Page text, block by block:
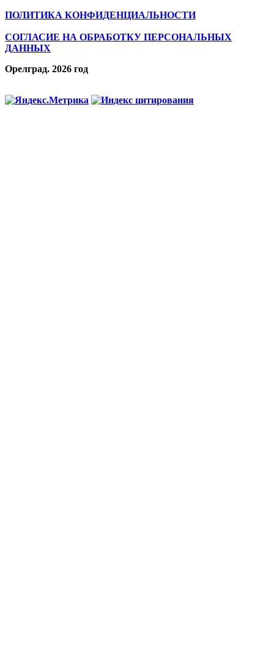
ПОЛИТИКА КОНФИДЕНЦИАЛЬНОСТИ
СОГЛАСИЕ НА ОБРАБОТКУ ПЕРСОНАЛЬНЫХ
ДАННЫХ
Орелград. 2026 год